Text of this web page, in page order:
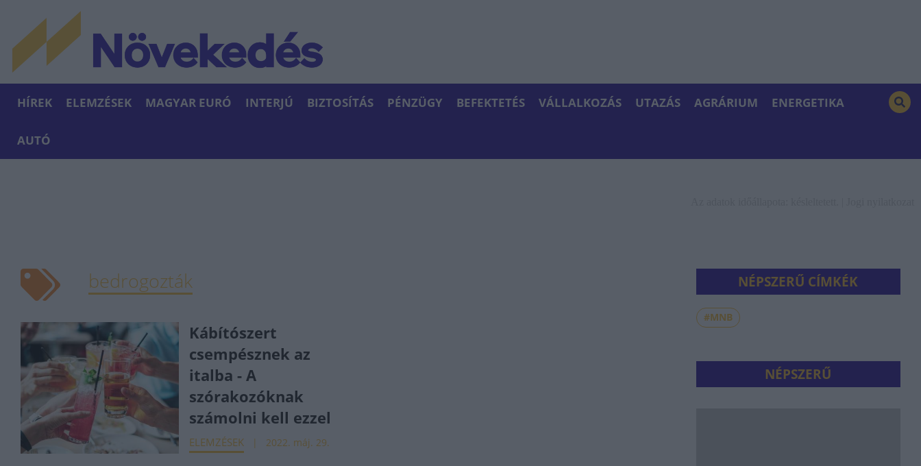
HÍREK ELEMZÉSEK MAGYAR EURÓ INTERJÚ BIZTOSÍTÁS PÉNZÜGY BEFEKTETÉS VÁLLALKOZÁS UTAZÁS AGRÁRIUM ENERGETIKA
AUTÓ
bedrogozták
Kábítószert
csempésznek az
italba - A
szórakozóknak
számolni kell ezzel
ELEMZÉSEK 2022. máj. 29.
NÉPSZERŰ CÍMKÉK
#MNB
NÉPSZERŰ